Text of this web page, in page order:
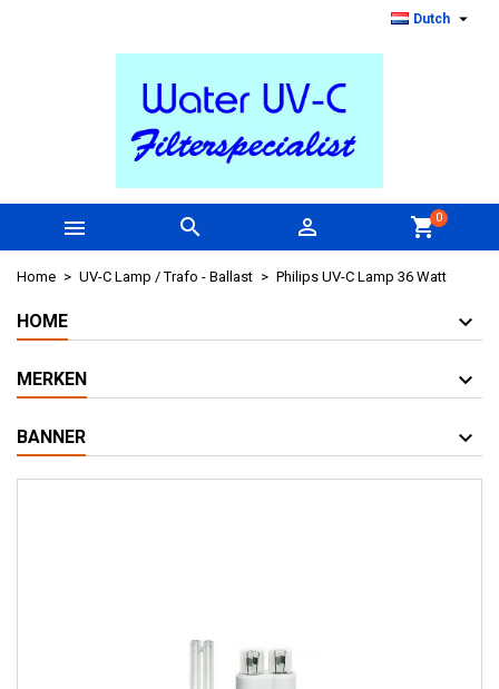
Dutch 
   shopping_cart0
Home UV-C Lamp / Trafo - Ballast Philips UV-C Lamp 36 Watt
HOME
MERKEN
BANNER